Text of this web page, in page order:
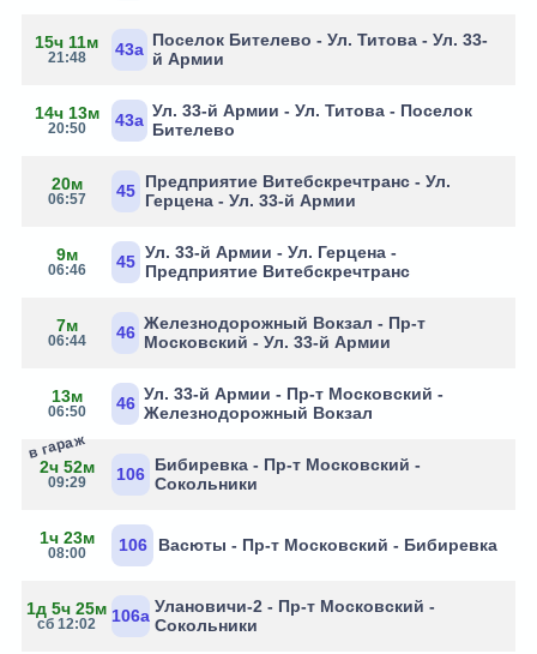
15ч 11м
21:48 43а Поселок Бителево - Ул. Титова - Ул. 33-
й Армии
14ч 13м
20:50 43а Ул. 33-й Армии - Ул. Титова - Поселок
Бителево
20м
06:57 45 Предприятие Витебскречтранс - Ул.
Герцена - Ул. 33-й Армии
9м
06:46 45 Ул. 33-й Армии - Ул. Герцена -
Предприятие Витебскречтранс
7м
06:44 46 Железнодорожный Вокзал - Пр-т
Московский - Ул. 33-й Армии
13м
06:50 46 Ул. 33-й Армии - Пр-т Московский -
Железнодорожный Вокзал
2ч 52м
09:29
в гараж
106 Бибиревка - Пр-т Московский -
Сокольники
1ч 23м
08:00 106 Васюты - Пр-т Московский - Бибиревка
1д 5ч 25м
сб 12:02 106а Улановичи-2 - Пр-т Московский -
Сокольники